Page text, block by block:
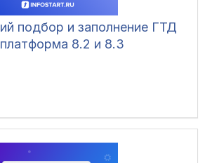
подбор и заполнение ГТД
8.2 и 8.3